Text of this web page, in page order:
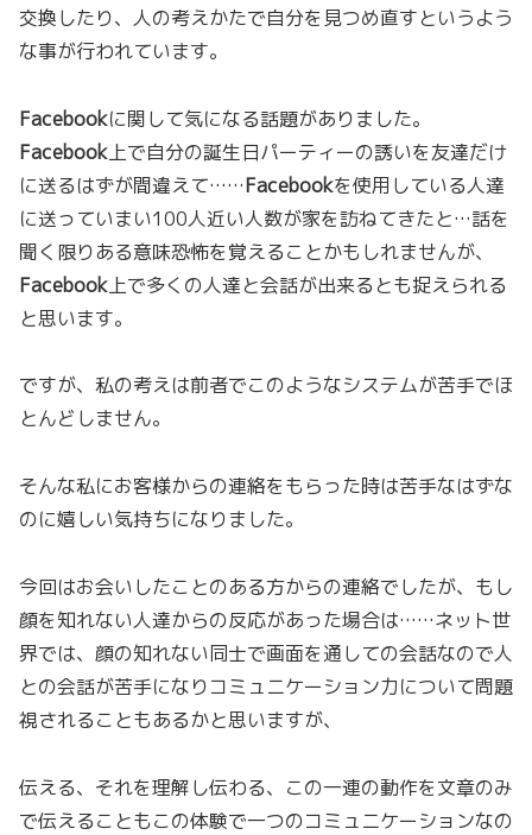
交換したり、人の考えかたで自分を見つめ直すというよう
な事が行われています。
Facebookに関して気になる話題がありました。
Facebook上で自分の誕生日パーティーの誘いを友達だけ
に送るはずが間違えて……Facebookを使用している人達
に送っていまい100人近い人数が家を訪ねてきたと…話を
聞く限りある意味恐怖を覚えることかもしれませんが、
Facebook上で多くの人達と会話が出来るとも捉えられる
と思います。
ですが、私の考えは前者でこのようなシステムが苦手でほ
とんどしません。
そんな私にお客様からの連絡をもらった時は苦手なはずな
のに嬉しい気持ちになりました。
今回はお会いしたことのある方からの連絡でしたが、もし
顔を知れない人達からの反応があった場合は……ネット世
界では、顔の知れない同士で画面を通しての会話なので人
との会話が苦手になりコミュニケーション力について問題
視されることもあるかと思いますが、
伝える、それを理解し伝わる、この一連の動作を文章のみ
で伝えることもこの体験で一つのコミュニケーションなの